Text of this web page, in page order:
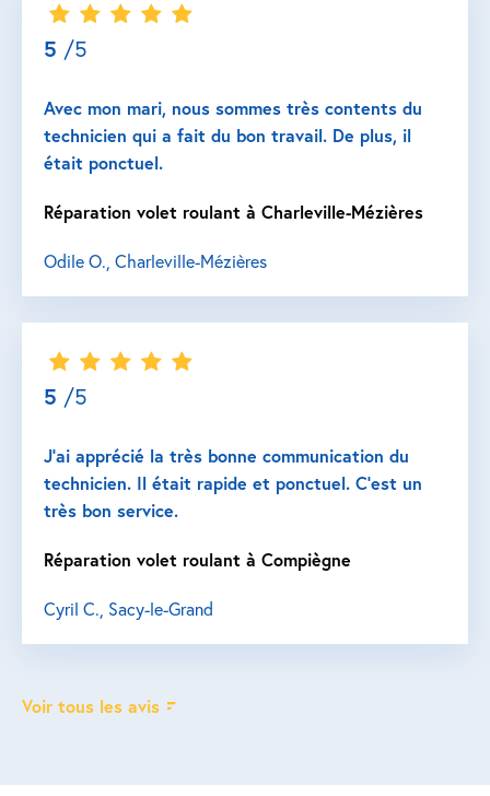
5 /5
Avec mon mari, nous sommes très contents du
technicien qui a fait du bon travail. De plus, il
était ponctuel.
Réparation volet roulant à Charleville-Mézières
Odile O., Charleville-Mézières
5 /5
J’ai apprécié la très bonne communication du
technicien. Il était rapide et ponctuel. C’est un
très bon service.
Réparation volet roulant à Compiègne
Cyril C., Sacy-le-Grand
Voir tous les avis